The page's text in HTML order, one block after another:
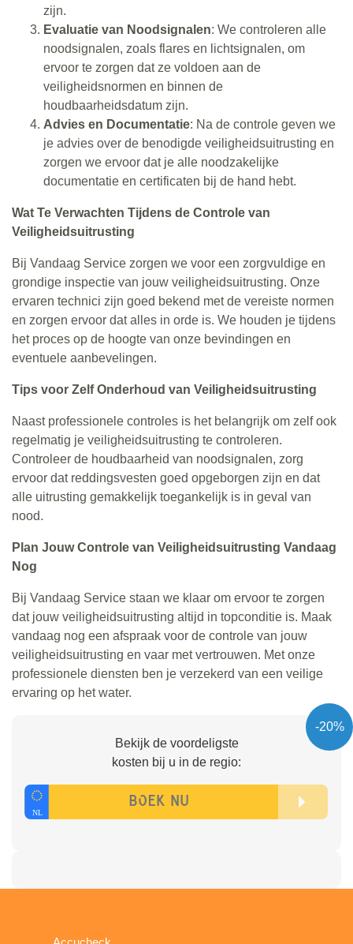
zijn.
Evaluatie van Noodsignalen: We controleren alle
noodsignalen, zoals flares en lichtsignalen, om
ervoor te zorgen dat ze voldoen aan de
veiligheidsnormen en binnen de
houdbaarheidsdatum zijn.
Advies en Documentatie: Na de controle geven we
je advies over de benodigde veiligheidsuitrusting en
zorgen we ervoor dat je alle noodzakelijke
documentatie en certificaten bij de hand hebt.
Wat Te Verwachten Tijdens de Controle van
Veiligheidsuitrusting
Bij Vandaag Service zorgen we voor een zorgvuldige en
grondige inspectie van jouw veiligheidsuitrusting. Onze
ervaren technici zijn goed bekend met de vereiste normen
en zorgen ervoor dat alles in orde is. We houden je tijdens
het proces op de hoogte van onze bevindingen en
eventuele aanbevelingen.
Tips voor Zelf Onderhoud van Veiligheidsuitrusting
Naast professionele controles is het belangrijk om zelf ook
regelmatig je veiligheidsuitrusting te controleren.
Controleer de houdbaarheid van noodsignalen, zorg
ervoor dat reddingsvesten goed opgeborgen zijn en dat
alle uitrusting gemakkelijk toegankelijk is in geval van
nood.
Plan Jouw Controle van Veiligheidsuitrusting Vandaag
Nog
Bij Vandaag Service staan we klaar om ervoor te zorgen
dat jouw veiligheidsuitrusting altijd in topconditie is. Maak
vandaag nog een afspraak voor de controle van jouw
veiligheidsuitrusting en vaar met vertrouwen. Met onze
professionele diensten ben je verzekerd van een veilige
ervaring op het water.
-20%
Bekijk de voordeligste
kosten bij u in de regio: